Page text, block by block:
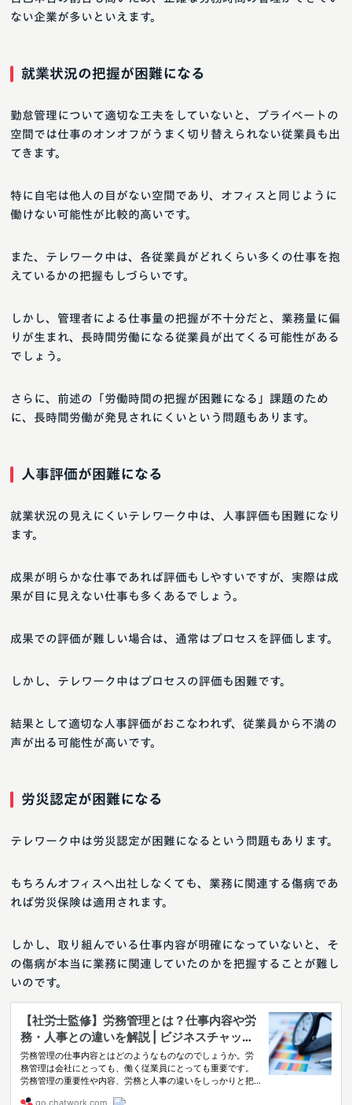
ない企業が多いといえます。
就業状況の把握が困難になる
勤怠管理について適切な工夫をしていないと、プライベートの
空間では仕事のオンオフがうまく切り替えられない従業員も出
てきます。
特に自宅は他人の目がない空間であり、オフィスと同じように
働けない可能性が比較的高いです。
また、テレワーク中は、各従業員がどれくらい多くの仕事を抱
えているかの把握もしづらいです。
しかし、管理者による仕事量の把握が不十分だと、業務量に偏
りが生まれ、長時間労働になる従業員が出てくる可能性がある
でしょう。
さらに、前述の「労働時間の把握が困難になる」課題のため
に、長時間労働が発見されにくいという問題もあります。
人事評価が困難になる
就業状況の見えにくいテレワーク中は、人事評価も困難になり
ます。
成果が明らかな仕事であれば評価もしやすいですが、実際は成
果が目に見えない仕事も多くあるでしょう。
成果での評価が難しい場合は、通常はプロセスを評価します。
しかし、テレワーク中はプロセスの評価も困難です。
結果として適切な人事評価がおこなわれず、従業員から不満の
声が出る可能性が高いです。
労災認定が困難になる
テレワーク中は労災認定が困難になるという問題もあります。
もちろんオフィスへ出社しなくても、業務に関連する傷病であ
れば労災保険は適用されます。
しかし、取り組んでいる仕事内容が明確になっていないと、そ
の傷病が本当に業務に関連していたのかを把握することが難し
いのです。